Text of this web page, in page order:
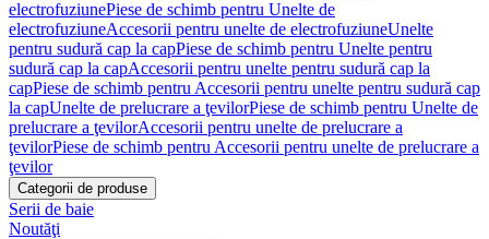
electrofuziunePiese de schimb pentru Unelte de
electrofuziuneAccesorii pentru unelte de electrofuziuneUnelte
pentru sudură cap la capPiese de schimb pentru Unelte pentru
sudură cap la capAccesorii pentru unelte pentru sudură cap la
capPiese de schimb pentru Accesorii pentru unelte pentru sudură cap
la capUnelte de prelucrare a ţevilorPiese de schimb pentru Unelte de
prelucrare a ţevilorAccesorii pentru unelte de prelucrare a
ţevilorPiese de schimb pentru Accesorii pentru unelte de prelucrare a
ţevilor
Categorii de produse
Serii de baie
Noutăţi